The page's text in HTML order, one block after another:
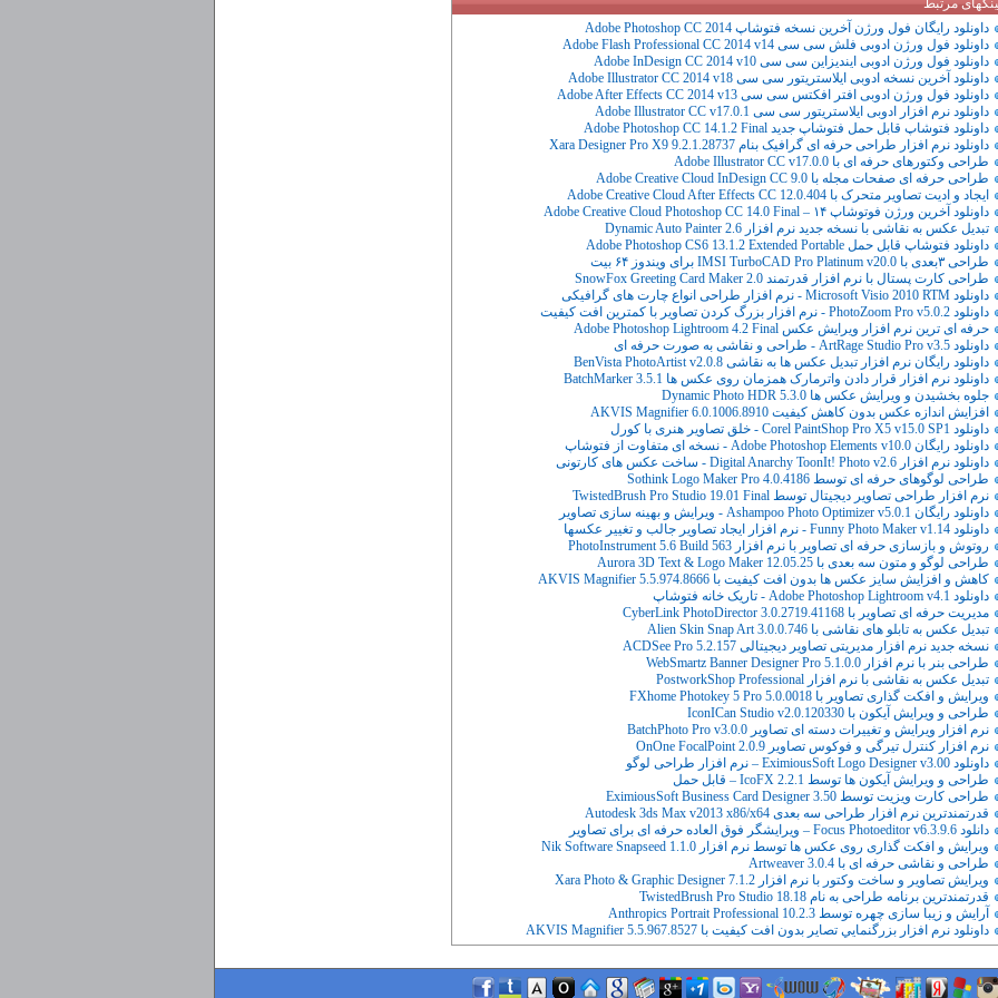
مرتبط
داونلود رایگان فول ورژن آخرین نسخه فتوشاپ Adobe Photoshop CC 2014
داونلود فول ورژن ادوبی فلش سی سی Adobe Flash Professional CC 2014 v14
داونلود فول ورژن ادوبی ایندیزاین سی سی Adobe InDesign CC 2014 v10
داونلود آخرین نسخه ادوبی ایلاستریتور سی سی Adobe Illustrator CC 2014 v18
داونلود فول ورژن ادوبی افتر افکتس سی سی Adobe After Effects CC 2014 v13
داونلود نرم افزار ادوبی ایلاستریتور سی سی Adobe Illustrator CC v17.0.1
داونلود فتوشاپ قابل حمل فتوشاپ جدید Adobe Photoshop CC 14.1.2 Final
داونلود نرم افزار طراحی حرفه ای گرافیک بنام Xara Designer Pro X9 9.2.1.28737
طراحی وکتورهای حرفه ای با Adobe Illustrator CC v17.0.0
طراحی حرفه ای صفحات مجله با Adobe Creative Cloud InDesign CC 9.0
ایجاد و ادیت تصاویر متحرک با Adobe Creative Cloud After Effects CC 12.0.404
داونلود آخرین ورژن فوتوشاپ ۱۴ – Adobe Creative Cloud Photoshop CC 14.0 Final
تبدیل عکس به نقاشی با نسخه جدید نرم افزار Dynamic Auto Painter 2.6
داونلود فتوشاپ قابل حمل Adobe Photoshop CS6 13.1.2 Extended Portable
طراحی ۳بعدی با IMSI TurboCAD Pro Platinum v20.0 برای ویندوز ۶۴ بیت
طراحی کارت پستال با نرم افزار قدرتمند SnowFox Greeting Card Maker 2.0
داونلود Microsoft Visio 2010 RTM - نرم افزار طراحی انواع چارت های گرافیکی
داونلود PhotoZoom Pro v5.0.2 - نرم افزار بزرگ کردن تصاویر با کمترین افت کیفیت
حرفه ای ترین نرم افزار ویرایش عکس Adobe Photoshop Lightroom 4.2 Final
داونلود ArtRage Studio Pro v3.5 - طراحی و نقاشی به صورت حرفه ای
داونلود رایگان نرم افزار تبدیل عکس ها به نقاشی BenVista PhotoArtist v2.0.8
داونلود نرم افزار قرار دادن واترمارک همزمان روی عکس ها BatchMarker 3.5.1
جلوه بخشیدن و ویرایش عکس ها Dynamic Photo HDR 5.3.0
افزایش اندازه عکس بدون کاهش کیفیت AKVIS Magnifier 6.0.1006.8910
داونلود Corel PaintShop Pro X5 v15.0 SP1 - خلق تصاویر هنری با کورل
داونلود رایگان Adobe Photoshop Elements v10.0 - نسخه ای متفاوت از فتوشاپ
داونلود نرم افزار Digital Anarchy ToonIt! Photo v2.6 - ساخت عکس های کارتونی
طراحی لوگوهای حرفه ای توسط Sothink Logo Maker Pro 4.0.4186
نرم افزار طراحی تصاویر دیجیتال توسط TwistedBrush Pro Studio 19.01 Final
داونلود رایگان Ashampoo Photo Optimizer v5.0.1 - ویرایش و بهینه سازی تصاویر
داونلود Funny Photo Maker v1.14 - نرم افزار ایجاد تصاویر جالب و تغییر عکسها
روتوش و بازسازی حرفه ای تصاویر با نرم افزار PhotoInstrument 5.6 Build 563
طراحی لوگو و متون سه بعدی با Aurora 3D Text & Logo Maker 12.05.25
کاهش و افزایش سایز عکس ها بدون افت کیفیت با AKVIS Magnifier 5.5.974.8666
داونلود Adobe Photoshop Lightroom v4.1 - تاریک خانه فتوشاپ
مدیریت حرفه ای تصاویر با CyberLink PhotoDirector 3.0.2719.41168
تبدیل عکس به تابلو های نقاشی با Alien Skin Snap Art 3.0.0.746
نسخه جدید نرم افزار مدیریتی تصاویر دیجیتالی ACDSee Pro 5.2.157
طراحی بنر با نرم افزار WebSmartz Banner Designer Pro 5.1.0.0
تبدیل عکس به نقاشی با نرم افزار PostworkShop Professional
ویرایش و افکت گذاری تصاویر با FXhome Photokey 5 Pro 5.0.0018
طراحی و ویرایش آیکون با IconICan Studio v2.0.120330
نرم افزار ویرایش و تغییرات دسته ای تصاویر BatchPhoto Pro v3.0.0
نرم افزار کنترل تیرگی و فوکوس تصاویر OnOne FocalPoint 2.0.9
داونلود EximiousSoft Logo Designer v3.00 – نرم افزار طراحی لوگو
طراحی و ویرایش آیکون ها توسط IcoFX 2.2.1 – قابل حمل
طراحی کارت ویزیت توسط EximiousSoft Business Card Designer 3.50
قدرتمندترین نرم افزار طراحی سه بعدی Autodesk 3ds Max v2013 x86/x64
دانلود Focus Photoeditor v6.3.9.6 – ویرایشگر فوق العاده حرفه ای برای تصاویر
ویرایش و افکت گذاری روی عکس ها توسط نرم افزار Nik Software Snapseed 1.1.0
طراحی و نقاشی حرفه ای با Artweaver 3.0.4
ویرایش تصاویر و ساخت وکتور با نرم افزار Xara Photo & Graphic Designer 7.1.2
قدرتمندترین برنامه طراحی به نام TwistedBrush Pro Studio 18.18
آرایش و زیبا سازی چهره توسط Anthropics Portrait Professional 10.2.3
داونلود نرم افزار بزرگنمايي تصاير بدون افت کيفيت با AKVIS Magnifier 5.5.967.8527